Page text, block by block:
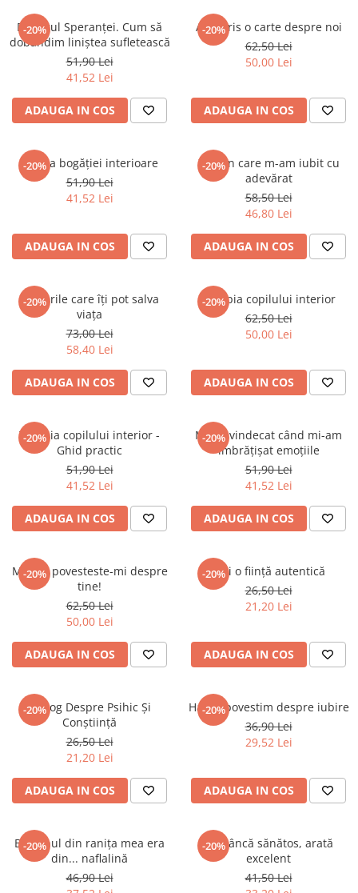
Politică/Geopolitică
Proză
Psihologie
Spiritualitate/Ezoterism
Stiinte/Educatie
Noutăți
Reviste
Reviste
Evenimentul Istoric
Evenimentul istoric - editii
electronice
-20%
Dialogul Speranței. Cum să
dobândim liniștea sufletească
51,90 Lei
41,52 Lei
ADAUGA IN COS
-20%
Am scris o carte despre noi
62,50 Lei
50,00 Lei
ADAUGA IN COS
-20%
Cartea bogăției interioare
51,90 Lei
41,52 Lei
ADAUGA IN COS
-20%
Ziua în care m-am iubit cu
adevărat
58,50 Lei
46,80 Lei
ADAUGA IN COS
-20%
Alegerile care îți pot salva
viața
73,00 Lei
58,40 Lei
ADAUGA IN COS
-20%
Terapia copilului interior
62,50 Lei
50,00 Lei
ADAUGA IN COS
-20%
Terapia copilului interior -
Ghid practic
51,90 Lei
41,52 Lei
ADAUGA IN COS
-20%
M-am vindecat când mi-am
îmbrățișat emoțiile
51,90 Lei
41,52 Lei
ADAUGA IN COS
-20%
Mama, povesteste-mi despre
tine!
62,50 Lei
50,00 Lei
ADAUGA IN COS
-20%Ești o ființă autentică
26,50 Lei
21,20 Lei
ADAUGA IN COS
-20%
Dialog Despre Psihic Și
Conștiință
26,50 Lei
21,20 Lei
ADAUGA IN COS
-20%
Hai să povestim despre iubire
36,90 Lei
29,52 Lei
ADAUGA IN COS
-20%
Bastonul din ranița mea era
din... naflalină
46,90 Lei
-20%
Mănâncă sănătos, arată
excelent
41,50 Lei